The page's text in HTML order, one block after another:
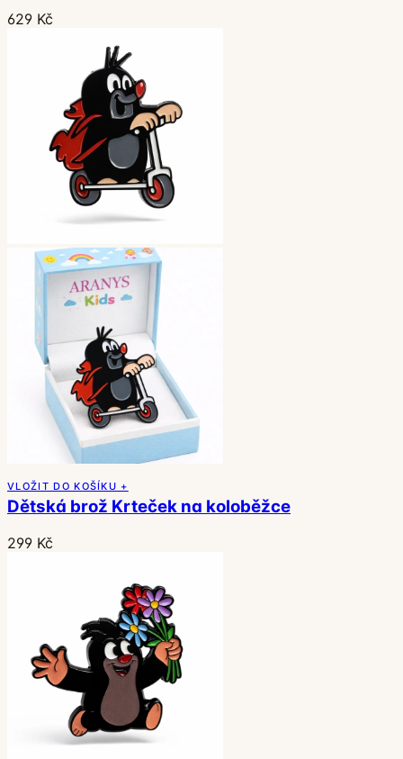
629 Kč
VLOŽIT DO KOŠÍKU +
Dětská brož Krteček na koloběžce
299 Kč